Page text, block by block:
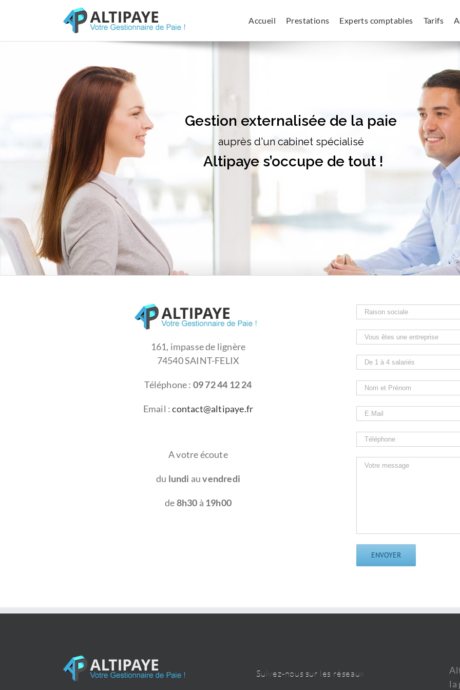
Accueil Prestations Experts comptables Tarifs
Gestion externalisée de la paie
auprès d'un cabinet spécialisé
Altipaye s’occupe de tout !
161, impasse de lignère
74540 SAINT-FELIX
Téléphone : 09 72 44 12 24
Email :contact@altipaye.fr
A votre écoute
du lundi auvendredi
de8h30 à 19h00
Suivez-nous sur les réseaux
la